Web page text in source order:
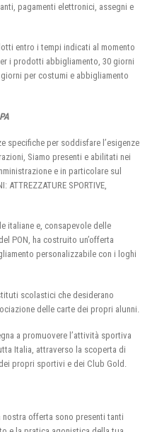
pagamenti elettronici, assegni e
entro i tempi indicati al momento
i prodotti abbigliamento, 30 giorni
per costumi e abbigliamento
specifiche per soddisfare l’esigenze
Siamo presenti e abilitati nei
e in particolare sul
SPORTIVE,
italiane e, consapevole delle
PON, ha costruito un’offerta
personalizzabile con i loghi
scolastici che desiderano
delle carte dei propri alunni.
a promuovere l’attività sportiva
Italia, attraverso la scoperta di
propri sportivi e dei Club Gold.
offerta sono presenti tanti